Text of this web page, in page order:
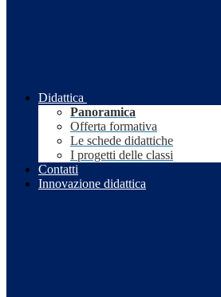
Didattica
Panoramica
Offerta formativa
Le schede didattiche
I progetti delle classi
Contatti
Innovazione didattica